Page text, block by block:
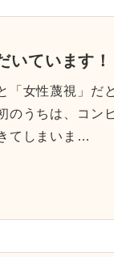
いています！
「女性蔑視」だ
のうちは、コン
てしまいま…